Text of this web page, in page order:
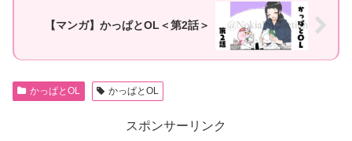
【マンガ】かっぱとOL＜第2話＞
かっぱとOL かっぱとOL
スポンサーリンク